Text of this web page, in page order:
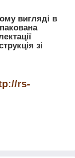
вигляді в
зі
rs-